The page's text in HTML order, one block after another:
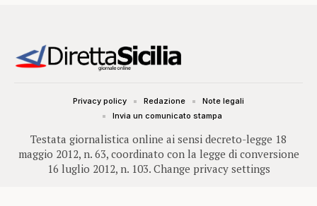
Testata giornalistica online ai sensi decreto-legge 18
maggio 2012, n. 63, coordinato con la legge di conversione
16 luglio 2012, n. 103. Change privacy settings
Privacy policy Redazione
Note legali
Invia un comunicato stampa